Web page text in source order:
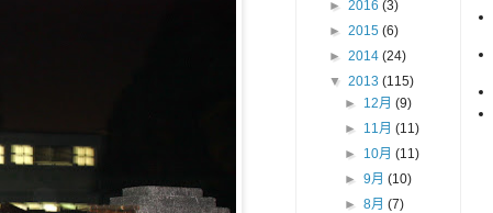
► 2016 (3)
► 2015 (6)
► 2014 (24)
▼ 2013 (115)
► 12月(9)
► 11月(11)
► 10月(11)
►9月(10)
►8月(7)